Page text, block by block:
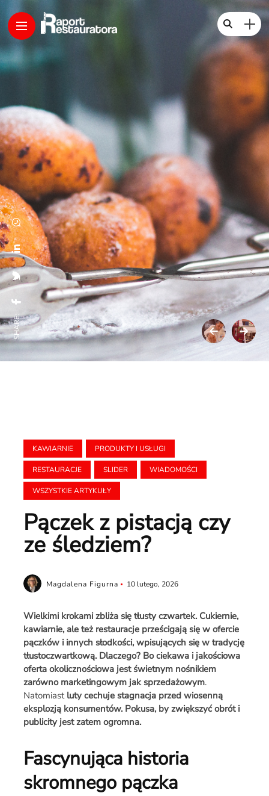
SHARE:
KAWIARNIE PRODUKTY I USŁUGI
RESTAURACJE SLIDER WIADOMOŚCI
WSZYSTKIE ARTYKUŁY
Pączek z pistacją czy
ze śledziem?
Magdalena Figurna 10 lutego, 2026
Wielkimi krokami zbliża się tłusty czwartek. Cukiernie,
kawiarnie, ale też restauracje prześcigają się w ofercie
pączków i innych słodkości, wpisujących się w tradycję
tłustoczwartkową. Dlaczego? Bo ciekawa i jakościowa
oferta okolicznościowa jest świetnym nośnikiem
zarówno marketingowym jak sprzedażowym.
Natomiast luty cechuje stagnacja przed wiosenną
eksplozją konsumentów. Pokusa, by zwiększyć obrót i
publicity jest zatem ogromna.
Fascynująca historia
skromnego pączka